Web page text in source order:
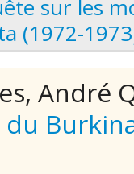
la mobilité
sur les
(1972-
André
du